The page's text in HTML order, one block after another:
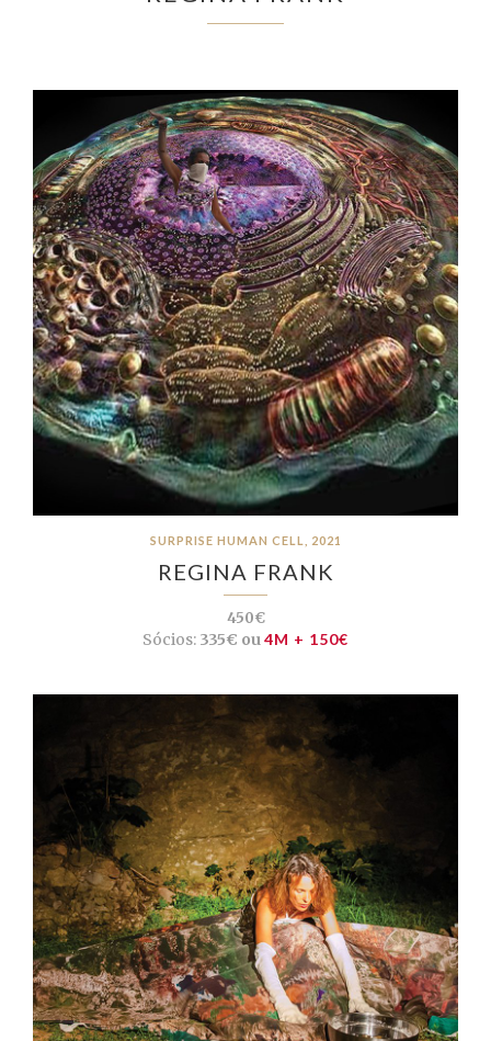
SURPRISE HUMAN CELL, 2021
REGINA FRANK
450€
Sócios: 335€ ou4M + 150€